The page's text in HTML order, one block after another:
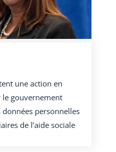
une action en
gouvernement
personnelles
de l’aide sociale